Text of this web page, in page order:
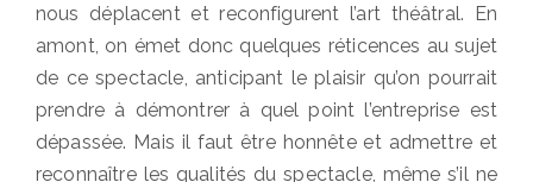
nous déplacent et reconfigurent l’art théâtral. En
amont, on émet donc quelques réticences au sujet
de ce spectacle, anticipant le plaisir qu’on pourrait
prendre à démontrer à quel point l’entreprise est
dépassée. Mais il faut être honnête et admettre et
reconnaître les qualités du spectacle, même s’il ne